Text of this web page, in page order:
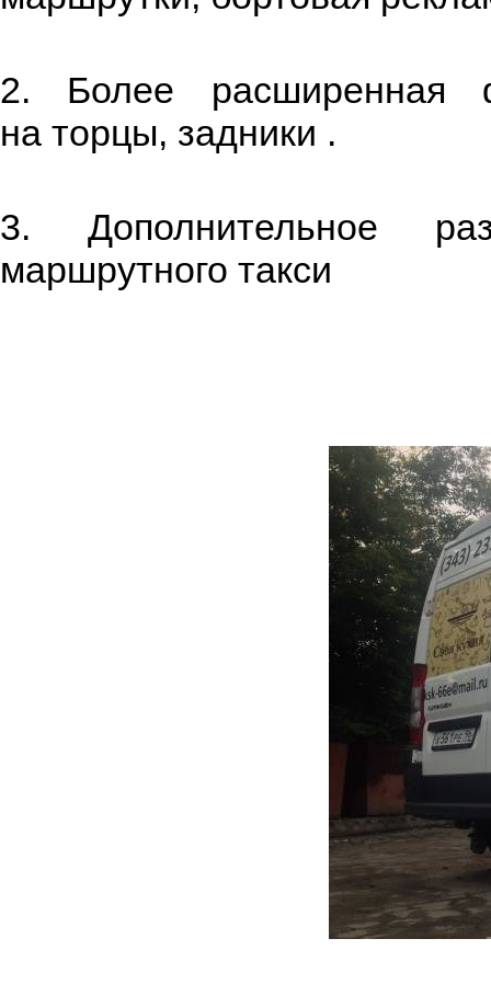
2. Более расширенная
на торцы, задники .
3. Дополнительное
маршрутного такси